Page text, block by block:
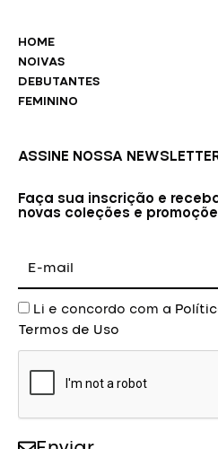
HOME
NOIVAS
DEBUTANTES
FEMININO
ASSINE NOSSA
Faça sua inscrição e
novas coleções e
mail
AceiteLi e concordo com a
Termos de Uso